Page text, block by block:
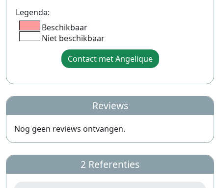
Legenda:
Beschikbaar
Niet beschikbaar
Contact met Angelique
Reviews
Nog geen reviews ontvangen.
2 Referenties